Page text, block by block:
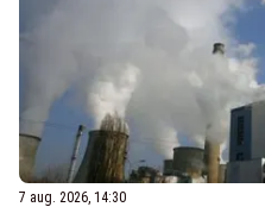
7 aug. 2026, 14:30